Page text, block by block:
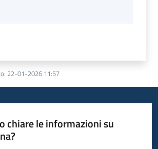
: 22-01-2026 11:57
chiare le informazioni su